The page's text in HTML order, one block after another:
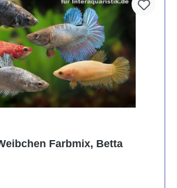
Farbmix, Betta